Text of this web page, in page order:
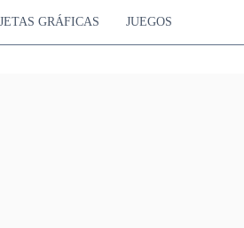
GRÁFICAS JUEGOS